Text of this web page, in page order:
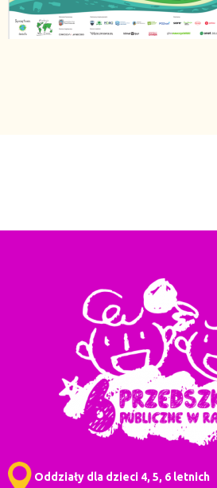
Oddziały dla dzieci 4, 5, 6 letnich